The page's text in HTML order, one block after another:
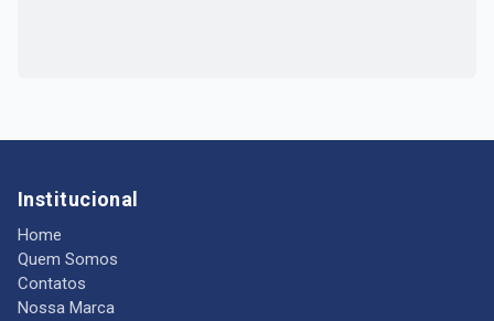
Institucional
Home
Quem Somos
Contatos
Nossa Marca